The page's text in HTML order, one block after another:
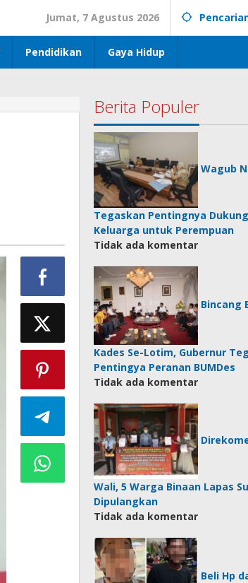
Jumat, 7 Agustus 2026
Pendidikan Gaya Hidup
Berita Populer
Wagub
Tegaskan Pentingnya
Keluarga untuk Perempuan
Tidak ada komentar
Bincang
Kades Se-Lotim, Gubernur
Pentingya Peranan BUMDes
Tidak ada komentar
Wali, 5 Warga Binaan Lapas
Dipulangkan
Tidak ada komentar
Beli Hp